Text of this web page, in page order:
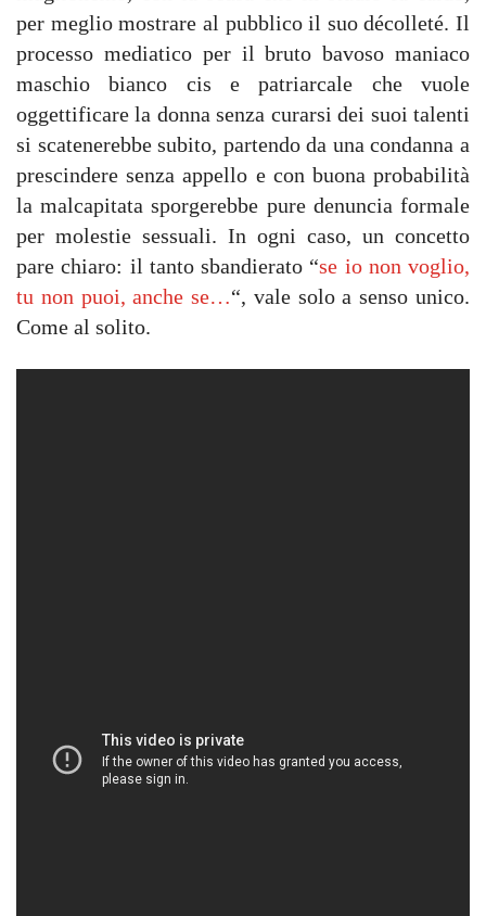
per meglio mostrare al pubblico il suo décolleté. Il
processo mediatico per il bruto bavoso maniaco
maschio bianco cis e patriarcale che vuole
oggettificare la donna senza curarsi dei suoi talenti
si scatenerebbe subito, partendo da una condanna a
prescindere senza appello e con buona probabilità
la malcapitata sporgerebbe pure denuncia formale
per molestie sessuali. In ogni caso, un concetto
pare chiaro: il tanto sbandierato “se io non voglio,
tu non puoi, anche se…“, vale solo a senso unico.
Come al solito.